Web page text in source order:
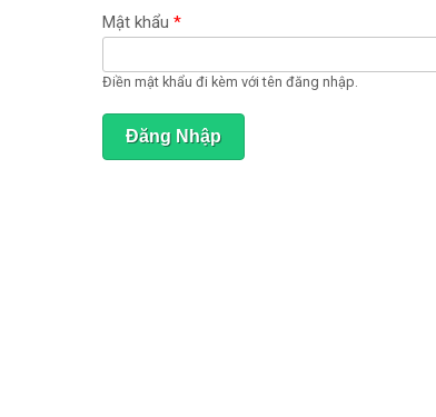
đ
n
)
Mật khẩu *
Điền mật khẩu đi kèm với tên đăng nhập.